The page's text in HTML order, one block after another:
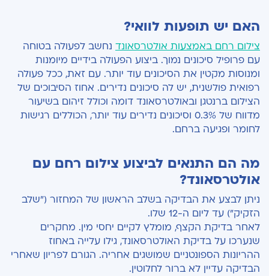
האם יש תופעות לוואי?
צילום רחם באמצעות אולטרסאונד נחשב לפעולה בטוחה
עם פרופיל סיכונים נמוך. ביצוע הפעולה בידיים מיומנות
ומנוסות מקטין את הסיכונים עוד יותר. עם זאת, ככל פעולה
רפואית פולשנית, יש לה סיכונים נדירים. אחוז הסיבוכים של
הצילום ברנטגן ובאולטרסאונד דומה וכולל זיהום בשיעור
מדווח של 0.3% וסיכונים נדירים עוד יותר, הכוללים רגישות
לחומר ופגיעה ברחם.
מה הם התנאים לביצוע צילום רחם עם
אולטרסאונד?
ניתן לבצע את הבדיקה בשלב הראשון של המחזור ("שלב
הזקיק") עד ליום ה-12 שלו.
לאחר בדיקת הקצף, מומלץ לקיים יחסי מין. מחקרים
שנערכו על בדיקת האולטרסאונד, גילו עלייה באחוז
ההריונות הספונטניים שמושגים אחריה. הגורם לפריון שאחרי
הבדיקה עדיין לא ברור לחלוטין.